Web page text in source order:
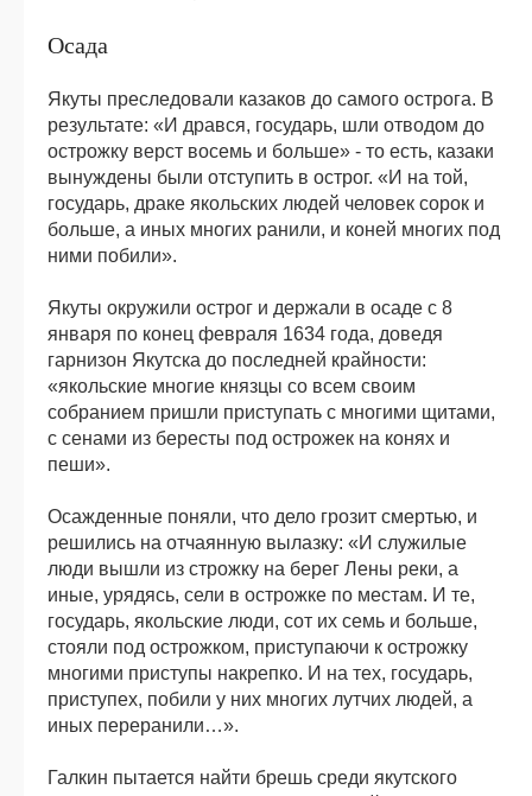
Осада
Якуты преследовали казаков до самого острога. В
результате: «И дрався, государь, шли отводом до
острожку верст восемь и больше» - то есть, казаки
вынуждены были отступить в острог. «И на той,
государь, драке якольских людей человек сорок и
больше, а иных многих ранили, и коней многих под
ними побили».
Якуты окружили острог и держали в осаде с 8
января по конец февраля 1634 года, доведя
гарнизон Якутска до последней крайности:
«якольские многие князцы со всем своим
собранием пришли приступать с многими щитами,
с сенами из бересты под острожек на конях и
пеши».
Осажденные поняли, что дело грозит смертью, и
решились на отчаянную вылазку: «И служилые
люди вышли из строжку на берег Лены реки, а
иные, урядясь, сели в острожке по местам. И те,
государь, якольские люди, сот их семь и больше,
стояли под острожком, приступаючи к острожку
многими приступы накрепко. И на тех, государь,
приступех, побили у них многих лутчих людей, а
иных переранили…».
Галкин пытается найти брешь среди якутского